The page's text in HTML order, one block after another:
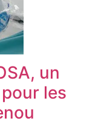
un
les